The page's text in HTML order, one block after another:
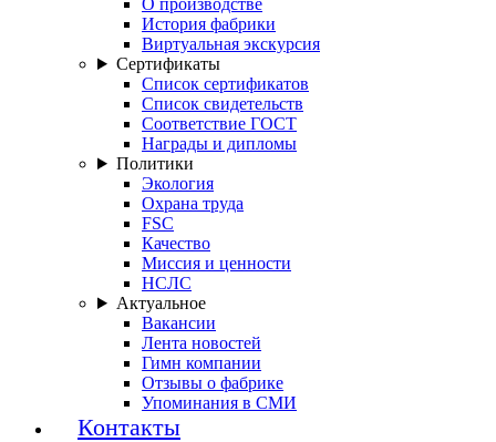
О производстве
История фабрики
Виртуальная экскурсия
Сертификаты
Список сертификатов
Список свидетельств
Соответствие ГОСТ
Награды и дипломы
Политики
Экология
Охрана труда
FSC
Качество
Миссия и ценности
НСЛС
Актуальное
Вакансии
Лента новостей
Гимн компании
Отзывы о фабрике
Упоминания в СМИ
Контакты